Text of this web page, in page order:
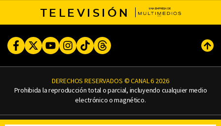
TELEVISIÓN
FacebookTwitterYoutubeInstagram
TikTokThreads
DERECHOS RESERVADOS © CANAL 6 2026
Prohibida la reproducción total o parcial, incluyendo cualquier medio
electrónico o magnético.